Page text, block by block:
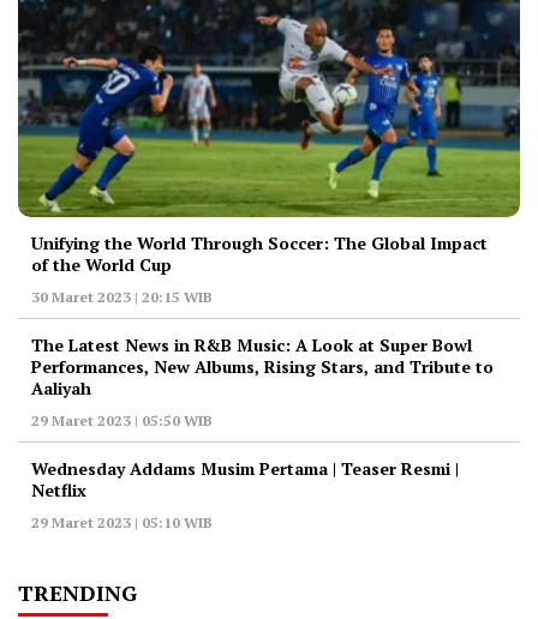
Unifying the World Through Soccer: The Global Impact
of the World Cup
30 Maret 2023 | 20:15 WIB
The Latest News in R&B Music: A Look at Super Bowl
Performances, New Albums, Rising Stars, and Tribute to
Aaliyah
29 Maret 2023 | 05:50 WIB
Wednesday Addams Musim Pertama | Teaser Resmi |
Netflix
29 Maret 2023 | 05:10 WIB
TRENDING